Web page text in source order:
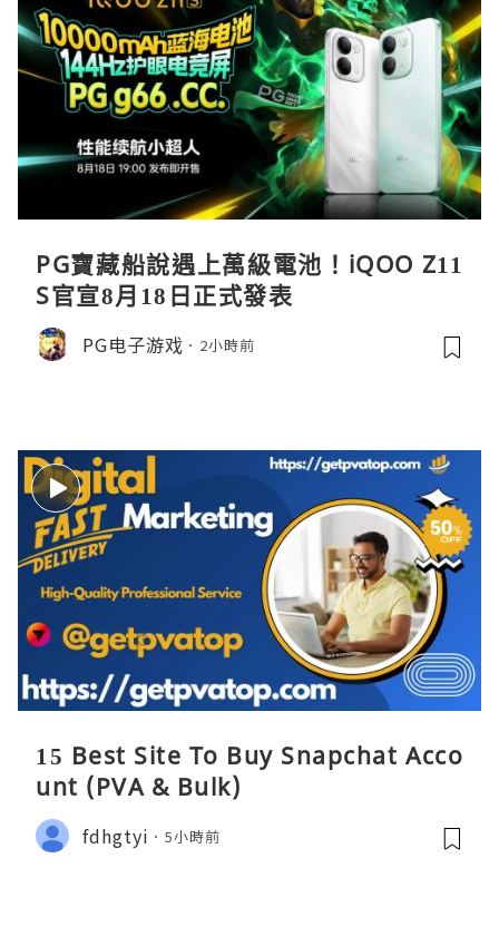
PG寶藏船說遇上萬級電池！iQOO Z11
S官宣8月18日正式發表
PG电子游戏 2小時前
15 Best Site To Buy Snapchat Acco
unt (PVA & Bulk)
fdhgtyi 5小時前